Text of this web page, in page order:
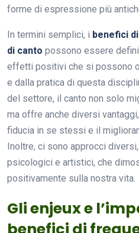
forme di espressione più
In termini semplici, i benefici
di canto possono essere
effetti positivi che si possono
e dalla pratica di questa
del settore, il canto non solo
ma offre anche diversi
fiducia in se stessi e il
Inoltre, ci sono approcci
psicologici e artistici, che
positivamente sulla nostra vita.
Gli enjeux e